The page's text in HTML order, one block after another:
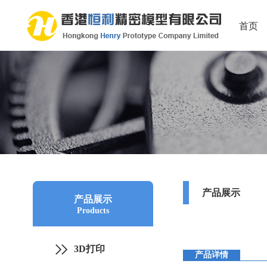
首页
产品展示
Products
3D打印
产品展示
产品详情